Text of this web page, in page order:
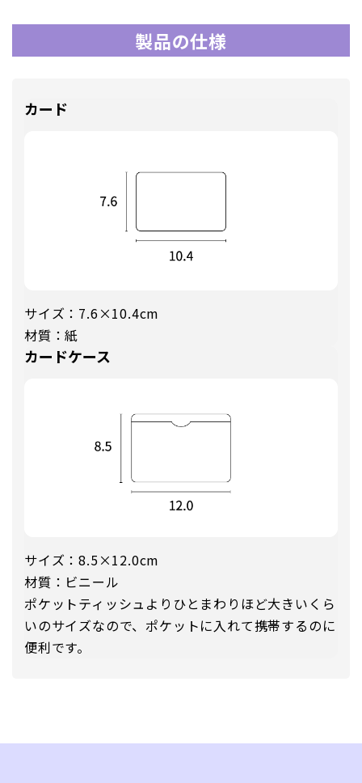
製品の仕様
カード
サイズ：7.6×10.4cm
材質：紙
カードケース
サイズ：8.5×12.0cm
材質：ビニール
ポケットティッシュよりひとまわりほど大きいくら
いのサイズなので、ポケットに入れて携帯するのに
便利です。